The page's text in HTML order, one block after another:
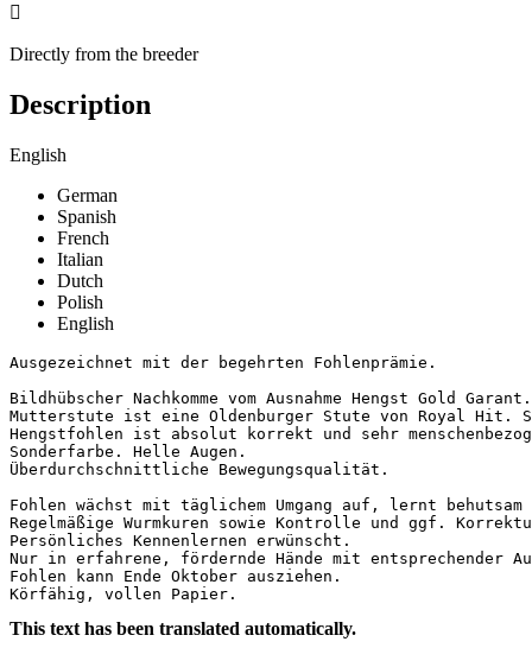

Directly from the breeder
Description
English
German
Spanish
French
Italian
Dutch
Polish
English
Ausgezeichnet mit der begehrten Fohlenprämie.
Bildhübscher Nachkomme vom Ausnahme Hengst Gold Garant.
Mutterstute ist eine Oldenburger Stute von Royal Hit.
Hengstfohlen ist absolut korrekt und sehr
Sonderfarbe. Helle Augen.
Überdurchschnittliche Bewegungsqualität.
Fohlen wächst mit täglichem Umgang auf, lernt
Regelmäßige Wurmkuren sowie Kontrolle und ggf.
Persönliches Kennenlernen erwünscht.
Nur in erfahrene, fördernde Hände mit entsprechender
Fohlen kann Ende Oktober ausziehen.
Körfähig, vollen Papier.
This text has been translated automatically.